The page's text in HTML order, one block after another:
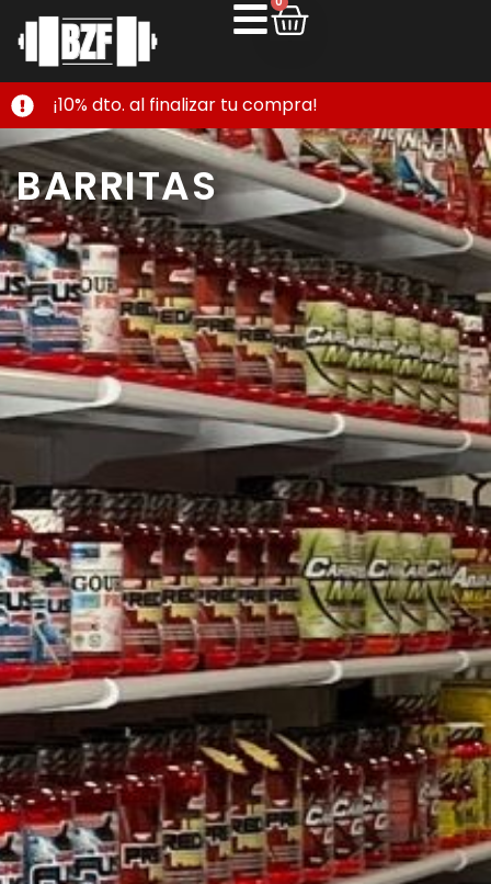
¡10% dto. al finalizar tu compra!
BARRITAS